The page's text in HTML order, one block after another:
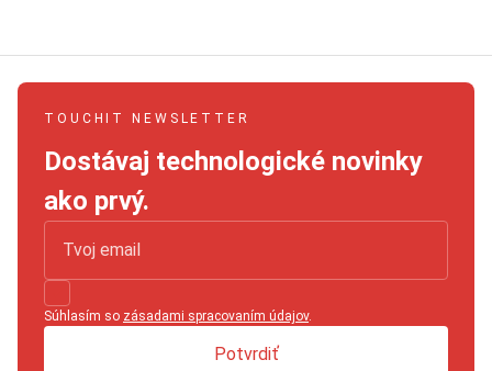
TOUCHIT NEWSLETTER
Dostávaj technologické novinky
ako prvý.
Súhlasím so zásadami spracovaním údajov.
Potvrdiť